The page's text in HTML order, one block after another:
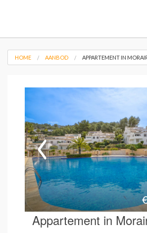
HOME AANBOD APPARTEMENT IN
Appartement in